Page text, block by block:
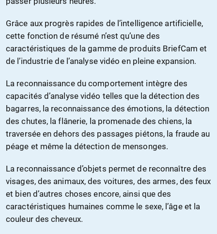
Grâce aux progrès rapides de l’intelligence artificielle,
cette fonction de résumé n’est qu’une des
caractéristiques de la gamme de produits BriefCam et
de l’industrie de l’analyse vidéo en pleine expansion.
La reconnaissance du comportement intègre des
capacités d’analyse vidéo telles que la détection des
bagarres, la reconnaissance des émotions, la détection
des chutes, la flânerie, la promenade des chiens, la
traversée en dehors des passages piétons, la fraude au
péage et même la détection de mensonges.
La reconnaissance d’objets permet de reconnaître des
visages, des animaux, des voitures, des armes, des feux
et bien d’autres choses encore, ainsi que des
caractéristiques humaines comme le sexe, l’âge et la
couleur des cheveux.